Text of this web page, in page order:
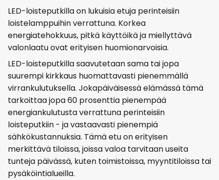
LED-loisteputkilla on lukuisia etuja perinteisiin
loistelamppuihin verrattuna. Korkea
energiatehokkuus, pitkä käyttöikä ja miellyttävä
valonlaatu ovat erityisen huomionarvoisia.
LED-loisteputkilla saavutetaan sama tai jopa
suurempi kirkkaus huomattavasti pienemmällä
virrankulutuksella. Jokapäiväisessä elämässä tämä
tarkoittaa jopa 60 prosenttia pienempää
energiankulutusta verrattuna perinteisiin
loisteputkiin - ja vastaavasti pienempiä
sähkökustannuksia. Tämä etu on erityisen
merkittävä tiloissa, joissa valoa tarvitaan useita
tunteja päivässä, kuten toimistoissa, myyntitiloissa tai
pysäköintialueilla.